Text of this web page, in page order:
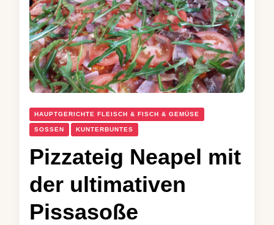
HAUPTGERICHTE FLEISCH & FISCH & GEMÜSE
SOSSEN KUNTERBUNTES
Pizzateig Neapel mit
der ultimativen
Pissasoße